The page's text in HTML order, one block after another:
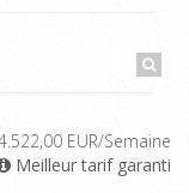
EUR/Semaine
Meilleur tarif garanti